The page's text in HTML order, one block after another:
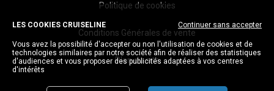
LES COOKIES CRUISELINE Continuer sans accepter
Vous avez la possibilité d'accepter ou non l'utilisation de cookies et de
technologies similaires par notre société afin de réaliser des statistiques
d'audiences et vous proposer des publicités adaptées à vos centres
d'intérêts
Politique de cookies
Conditions Générales de vente
Plan du site